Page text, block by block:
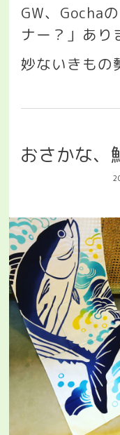
GW、 Gochaの
ナー？」あり
妙ないきもの
おさかな、